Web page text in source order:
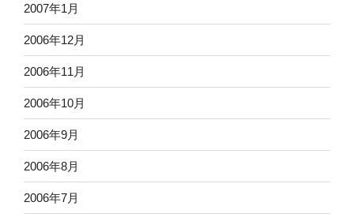
2007年1月
2006年12月
2006年11月
2006年10月
2006年9月
2006年8月
2006年7月